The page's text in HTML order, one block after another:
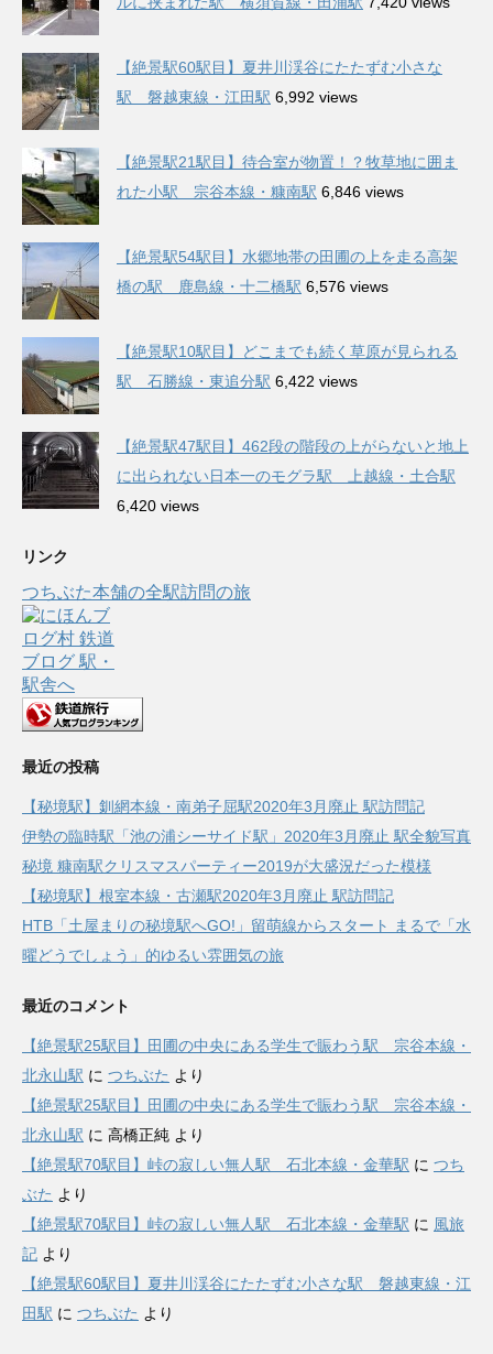
【絶景駅60駅目】夏井川渓谷にたたずむ小さな
駅 磐越東線・江田駅 6,992 views
【絶景駅21駅目】待合室が物置！？牧草地に囲ま
れた小駅 宗谷本線・糠南駅 6,846 views
【絶景駅54駅目】水郷地帯の田圃の上を走る高架
橋の駅 鹿島線・十二橋駅 6,576 views
【絶景駅10駅目】どこまでも続く草原が見られる
駅 石勝線・東追分駅 6,422 views
【絶景駅47駅目】462段の階段の上がらないと地上
に出られない日本一のモグラ駅 上越線・土合駅
6,420 views
リンク
つちぶた本舗の全駅訪問の旅
最近の投稿
【秘境駅】釧網本線・南弟子屈駅2020年3月廃止 駅訪問記
伊勢の臨時駅「池の浦シーサイド駅」2020年3月廃止 駅全貌写真
秘境 糠南駅クリスマスパーティー2019が大盛況だった模様
【秘境駅】根室本線・古瀬駅2020年3月廃止 駅訪問記
HTB「土屋まりの秘境駅へGO!」留萌線からスタート まるで「水
曜どうでしょう」的ゆるい雰囲気の旅
最近のコメント
【絶景駅25駅目】田圃の中央にある学生で賑わう駅 宗谷本線・
北永山駅 に つちぶた より
【絶景駅25駅目】田圃の中央にある学生で賑わう駅 宗谷本線・
北永山駅 に 高橋正純 より
【絶景駅70駅目】峠の寂しい無人駅 石北本線・金華駅 に つち
ぶた より
【絶景駅70駅目】峠の寂しい無人駅 石北本線・金華駅 に 風旅
記 より
【絶景駅60駅目】夏井川渓谷にたたずむ小さな駅 磐越東線・江
田駅 に つちぶた より